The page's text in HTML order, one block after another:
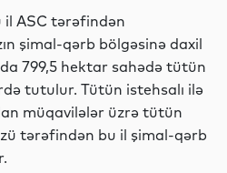
il ASC tərəfindən
şimal-qərb bölgəsinə daxil
799,5 hektar sahədə tütün
tutulur. Tütün istehsalı ilə
müqavilələr üzrə tütün
tərəfindən bu il şimal-qərb